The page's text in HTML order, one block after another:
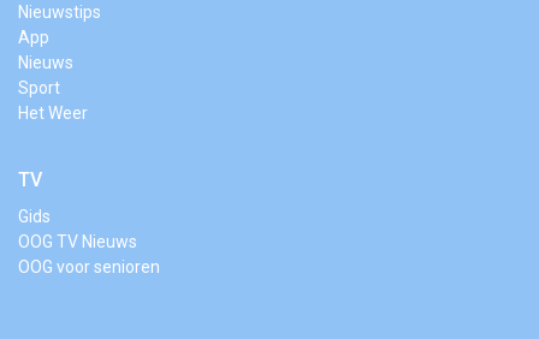
Nieuwstips
App
Nieuws
Sport
Het Weer
TV
Gids
OOG TV Nieuws
OOG voor senioren